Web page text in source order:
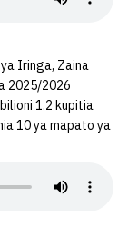
Iringa, Zaina
2025/2026
1.2 kupitia
10 ya mapato ya